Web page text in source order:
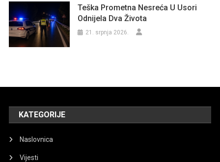
Teška Prometna Nesreća U Usori
Odnijela Dva Života
21. srpnja 2026.
KATEGORIJE
Naslovnica
Vijesti